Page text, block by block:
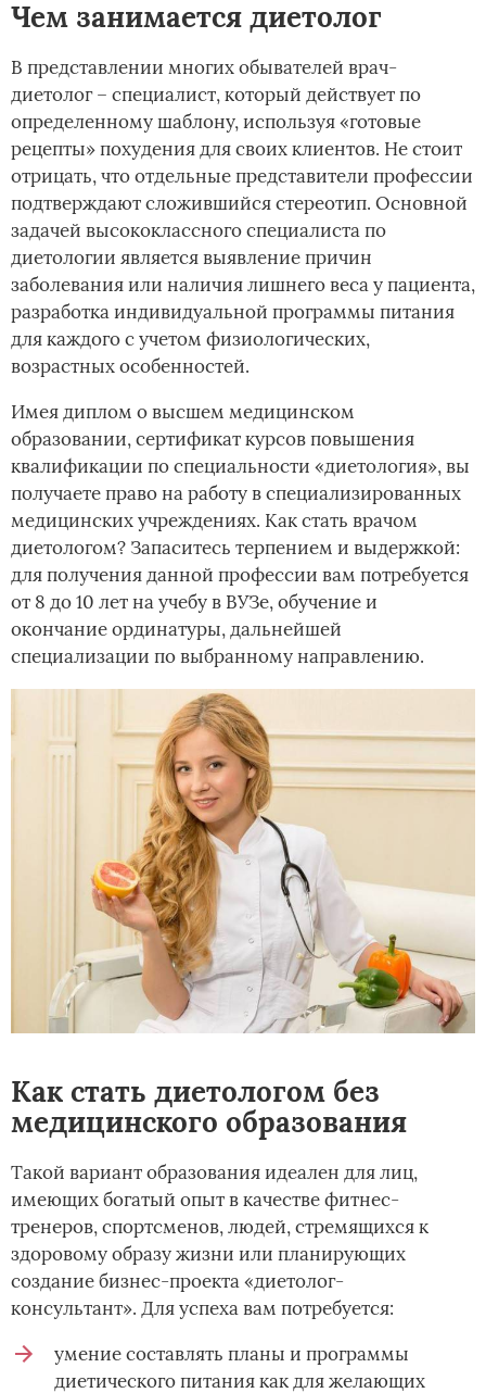
Чем занимается диетолог
В представлении многих обывателей врач-
диетолог – специалист, который действует­ по
определенному шаблону, используя «готовые
рецепты» похудения для своих клиентов. Не стоит
отрицать, что отдельные представители профессии
подтверждают сложившийся стереотип. Основной
задачей высококлассного специалиста по
диетологии является выявление причин
заболевания или наличия лишнего веса у пациента,
разработка индивидуальной программы питания
для каждого с учетом физиологических,
возрастных особенностей.
Имея диплом о высшем медицинском
образовании, сертификат курсов повышения
квалификации по специальности «диетология», вы
получаете право на работу в специализированных
медицинских учреждениях. Как стать врачом
диетологом? Запаситесь терпением и выдержкой:
для получения­ данной профессии вам потребуется
от 8 до 10 лет на учебу в ВУЗе, обучение и
окончание ординатуры, дальнейшей
специализации по выбранному направлению.
Как стать диетологом без
медицинского образования
Такой вариант образования идеален для лиц,
имеющих богатый опыт в качестве фитнес-
тренеров, спортсменов, людей, стремящихся к
здоровому образу жизни или планирующих
создание бизнес-проекта «диетолог-
консультант».­ Для успеха вам потребуется:
умение составлять планы и программы
диетического питания как для желающих